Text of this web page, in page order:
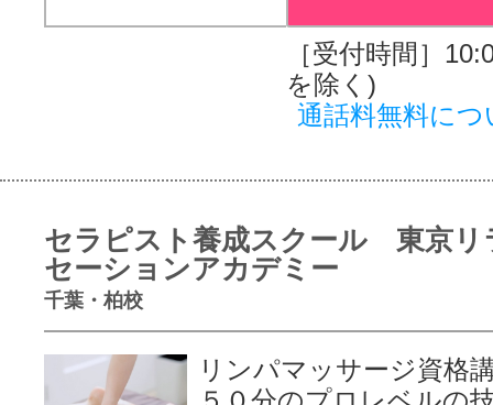
［受付時間］
を除く)
通話料無料につ
セラピスト養成スクール 東京リ
セーションアカデミー
千葉・柏校
リンパマッサージ資格